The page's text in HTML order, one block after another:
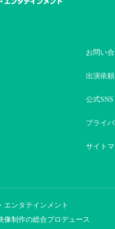
お問い
出演依頼
公式SNS
プライ
サイト
エンタテインメント
像制作の総合プロデュース